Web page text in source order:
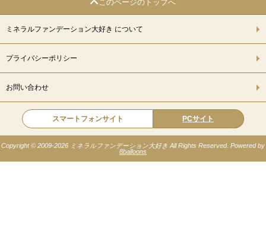
このページのトップへ
ミネラルファンデーション大好き について
プライバシーポリシー
お問い合わせ
スマートフォンサイト PCサイト
Copyright © 2009-2026 ミネラルファンデーション大好き All Rights Reserved. Powered by
8balloons